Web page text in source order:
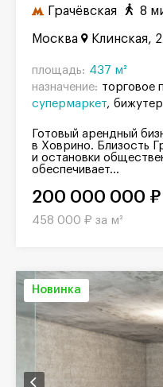
Грачёвская 8
Москва Клинская,
площадь: 437 м²
назначение: торговое
супермаркет
Готовый арендный
в Ховрино. Близость
и остановки
обеспечивает...
200 000 000 ₽
458 000 ₽ за м²
Новинка